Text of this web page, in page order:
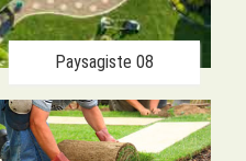
Paysagiste 08